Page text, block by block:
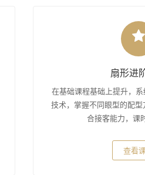
扇形进
在基础课程基础上提升，
技术，掌握不同眼型的配
合接客能力，课
查看